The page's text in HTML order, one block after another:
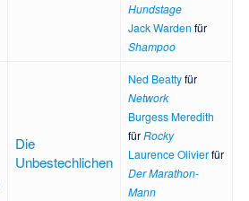
Hundstage
Jack Warden für
Shampoo
Die
Unbestechlichen
Ned Beattyfür
Network
Burgess Meredith
fürRocky
Laurence Olivierfür
Der Marathon-
Mann